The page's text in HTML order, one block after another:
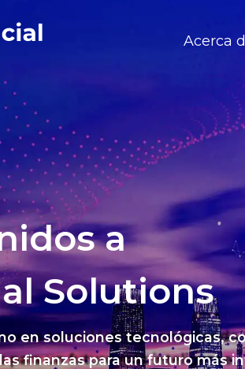
Acerca
a
Solutions
en soluciones tecnológicas,
finanzas para un futuro más